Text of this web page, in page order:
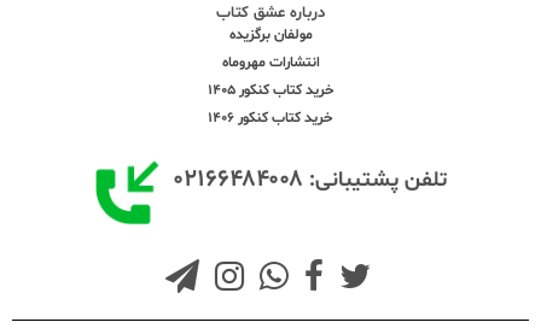
درباره عشق کتاب
مولفان برگزیده
انتشارات مهروماه
خرید کتاب کنکور 1405
خرید کتاب کنکور 1406
تلفن پشتیبانی: ۰۲۱۶۶۴۸۴۰۰۸